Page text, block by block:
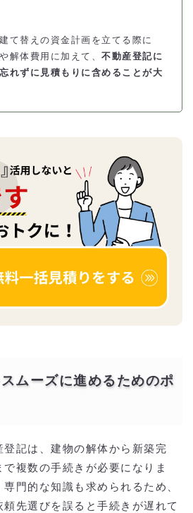
て替えの資金計画を立てる際に
解体費用に加えて、 不動産登記に
れずに見積もりに含めることが大
ムーズに進めるためのポ
登記は、建物の解体から新築完
複数の手続きが必要になりま
門的な知識も求められるため、
先選びを誤ると手続きが遅れて